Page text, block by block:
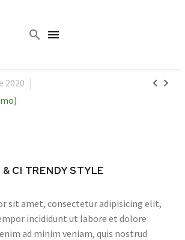
 
2020
CI TRENDY STYLE
sit amet, consectetur adipisicing elit,
incididunt ut labore et dolore
ad minim veniam, quis nostrud